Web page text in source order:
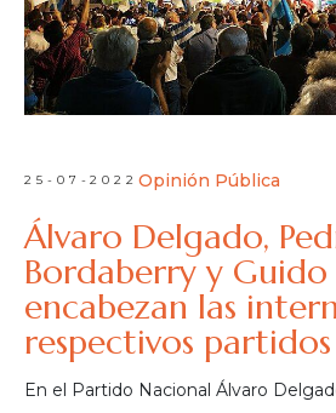
25-07-2022Opinión Pública
Álvaro Delgado,
Bordaberry y
encabezan las
respectivos partidos
En el Partido Nacional Álvaro